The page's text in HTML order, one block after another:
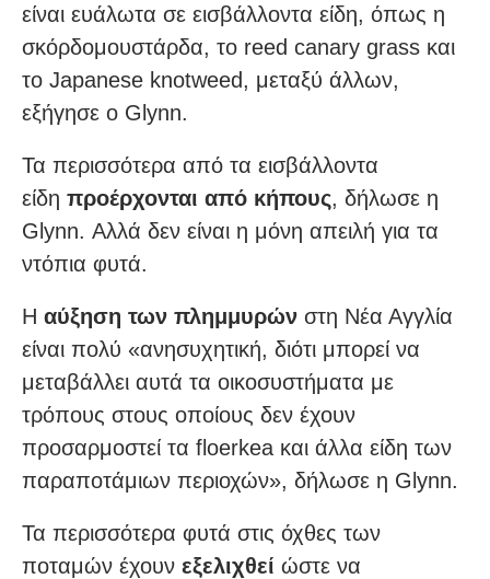
είναι ευάλωτα σε εισβάλλοντα είδη, όπως η
σκόρδομουστάρδα, το reed canary grass και
το Japanese knotweed, μεταξύ άλλων,
εξήγησε ο Glynn.
Τα περισσότερα από τα εισβάλλοντα
είδη προέρχονται από κήπους, δήλωσε η
Glynn. Αλλά δεν είναι η μόνη απειλή για τα
ντόπια φυτά.
Η αύξηση των πλημμυρών στη Νέα Αγγλία
είναι πολύ «ανησυχητική, διότι μπορεί να
μεταβάλλει αυτά τα οικοσυστήματα με
τρόπους στους οποίους δεν έχουν
προσαρμοστεί τα floerkea και άλλα είδη των
παραποτάμιων περιοχών», δήλωσε η Glynn.
Τα περισσότερα φυτά στις όχθες των
ποταμών έχουν εξελιχθεί ώστε να